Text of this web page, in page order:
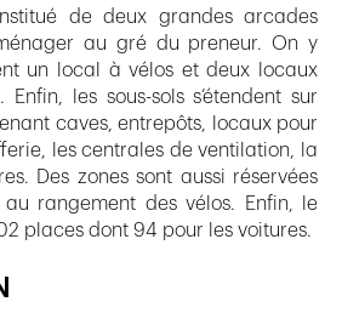
de deux grandes arcades
au gré du preneur. On y
un local à vélos et deux locaux
Enfin, les sous-sols s’étendent sur
caves, entrepôts, locaux pour
les centrales de ventilation, la
Des zones sont aussi réservées
rangement des vélos. Enfin, le
places dont 94 pour les voitures.